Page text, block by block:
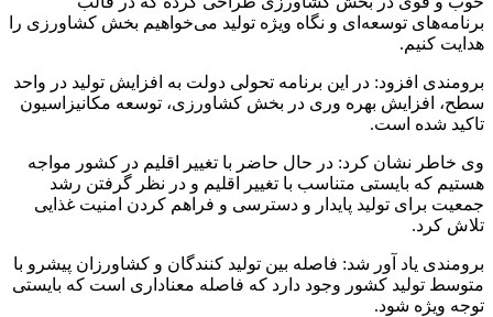
برنامه‌های توسعه‌ای و نگاه ویژه تولید می‌خواهیم بخش کشاورزی را
هدایت کنیم.
برومندی افزود: در این برنامه تحولی دولت به افزایش تولید در واحد
سطح، افزایش بهره وری در بخش کشاورزی، توسعه مکانیزاسیون
تاکید شده است.
وی خاطر نشان کرد: در حال حاضر با تغییر اقلیم در کشور مواجه
هستیم که بایستی متناسب با تغییر اقلیم و در نظر گرفتن رشد
جمعیت برای تولید پایدار و دسترسی و فراهم کردن امنیت غذایی
تلاش کرد.
برومندی یاد آور شد: فاصله بین تولید کنندگان و کشاورزان پیشرو با
متوسط تولید کشور وجود دارد که فاصله معناداری است که بایستی
توجه ویژه شود.